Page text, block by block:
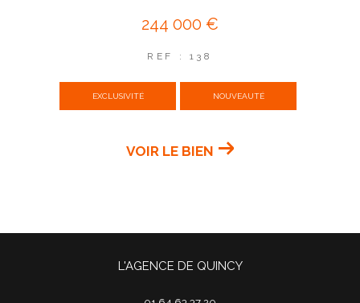
244 000 €
REF : 138
EXCLUSIVITÉ NOUVEAUTÉ
VOIR LE BIEN
L'AGENCE DE QUINCY